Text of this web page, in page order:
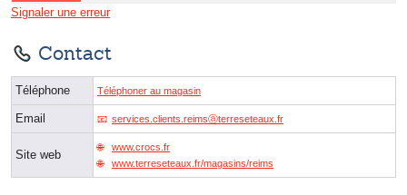
Signaler une erreur
Contact
Téléphone Téléphoner au magasin
Email services.clients.reimsⓐterreseteaux.fr
Site web
www.crocs.fr
www.terreseteaux.fr/magasins/reims